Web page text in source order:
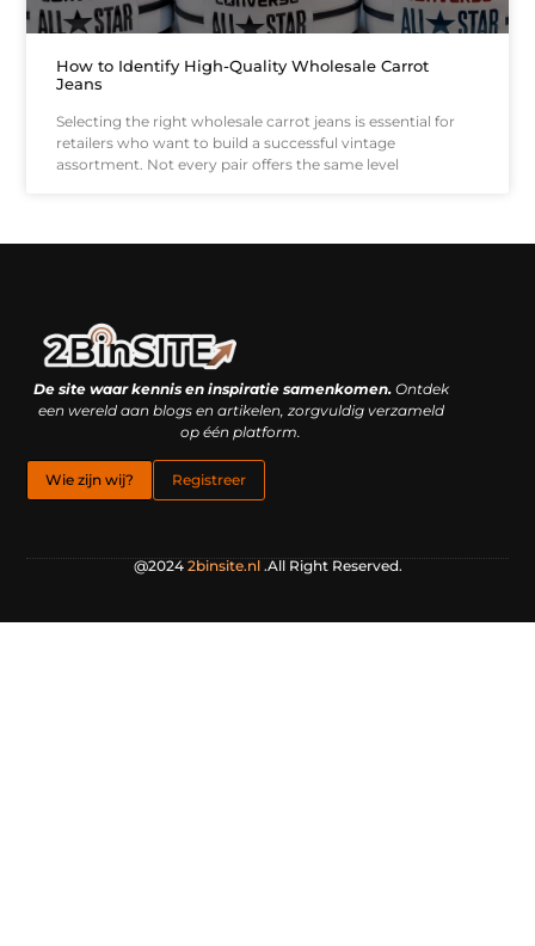
How to Identify High-Quality Wholesale Carrot
Jeans
Selecting the right wholesale carrot jeans is essential for
retailers who want to build a successful vintage
assortment. Not every pair offers the same level
De site waar kennis en inspiratie samenkomen.Ontdek
een wereld aan blogs en artikelen, zorgvuldig verzameld
op één platform.
Wie zijn wij? Registreer
@2024 2binsite.nl.All Right Reserved.